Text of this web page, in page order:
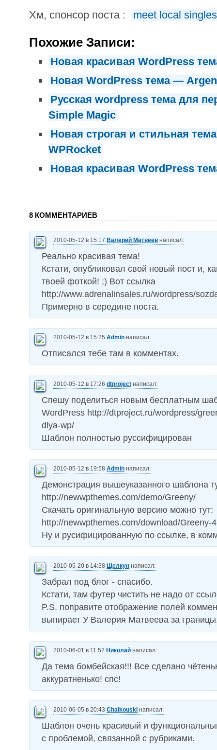
Хм, спонсор поста : meet local
Похожие Записи:
Новая красивая WordPress
Новая WordPress тема —
Русская wordpress тема для
Simple Magic
Новая строгая и стильная
WPRocket
Новая красивая WordPress
8 КОММЕНТАРИЕВ
2010-05-12 в 15:17 Валерий Матвеев написал:
Реально красивая тема!
Кстати, опубликовал свой новый пост и,
твоей фоткой! ;) Вот ссылка
http://www.adrenalinsales.ru/wordpress/
Примерно в середине поста.
2010-05-12 в 15:25 Admin написал:
Отписался тебе там в комментах.
2010-05-12 в 17:26 dtproject написал:
Спешу поделиться новым бесплатным
WordPress http://dtproject.ru/wordpress/
dlya-wp/
Шаблон полностью руссифицирован
2010-05-12 в 19:58 Admin написал:
Демонстрация вышеуказанного шаблона
http://newwpthemes.com/demo/Greeny/
Скачать оригинальную версию можно тут:
http://newwpthemes.com/download/Greeny-
Ну и русифицированную по ссылке, в
2010-05-20 в 14:38 Щелкун написал:
Забрал под блог - спасибо.
Кстати, там футер чистить не надо от
P.S. поправите отображение полей
выпирает У Валерия Матвеева за
2010-06-01 в 11:52 Николай написал:
Да тема бомбейская!!! Все сделано
аккуратненько! спс!
2010-06-05 в 20:43 Chaikouski написал:
Шаблон очень красивый и
с проблемой, связанной с рубриками.